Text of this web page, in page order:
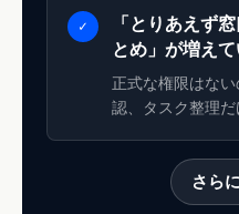
✓
「とりあえず
とめ」が増え
正式な権限はな
認、タスク整理だ
さら